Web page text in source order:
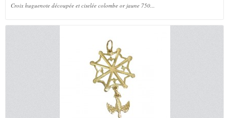
Croix huguenote découpée et ciselée colombe or jaune 750...